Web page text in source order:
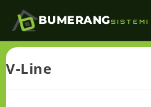
BUMERANGSISTEMI
V-Line